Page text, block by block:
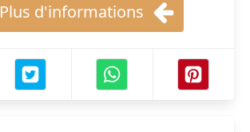
Plus d'informations